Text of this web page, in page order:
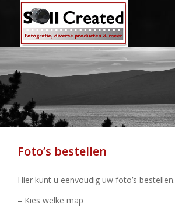
Foto’s bestellen
Hier kunt u eenvoudig uw foto’s bestellen.
– Kies welke map